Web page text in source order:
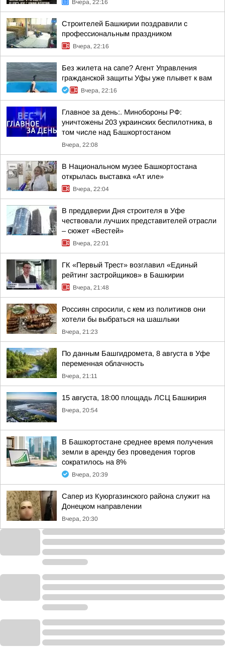
Вчера, 22:16
Строителей Башкирии поздравили с
профессиональным праздником
Вчера, 22:16
Без жилета на сапе? Агент Управления
гражданской защиты Уфы уже плывет к вам
Вчера, 22:16
Главное за день:. Минобороны РФ:
уничтожены 203 украинских беспилотника, в
том числе над Башкортостаном
Вчера, 22:08
В Национальном музее Башкортостана
открылась выставка «Ат иле»
Вчера, 22:04
В преддверии Дня строителя в Уфе
чествовали лучших представителей отрасли
– сюжет «Вестей»
Вчера, 22:01
ГК «Первый Трест» возглавил «Единый
рейтинг застройщиков» в Башкирии
Вчера, 21:48
Россиян спросили, с кем из политиков они
хотели бы выбраться на шашлыки
Вчера, 21:23
По данным Башгидромета, 8 августа в Уфе
переменная облачность
Вчера, 21:11
15 августа, 18:00 площадь ЛСЦ Башкирия
Вчера, 20:54
В Башкортостане среднее время получения
земли в аренду без проведения торгов
сократилось на 8%
Вчера, 20:39
Сапер из Куюргазинского района служит на
Донецком направлении
Вчера, 20:30